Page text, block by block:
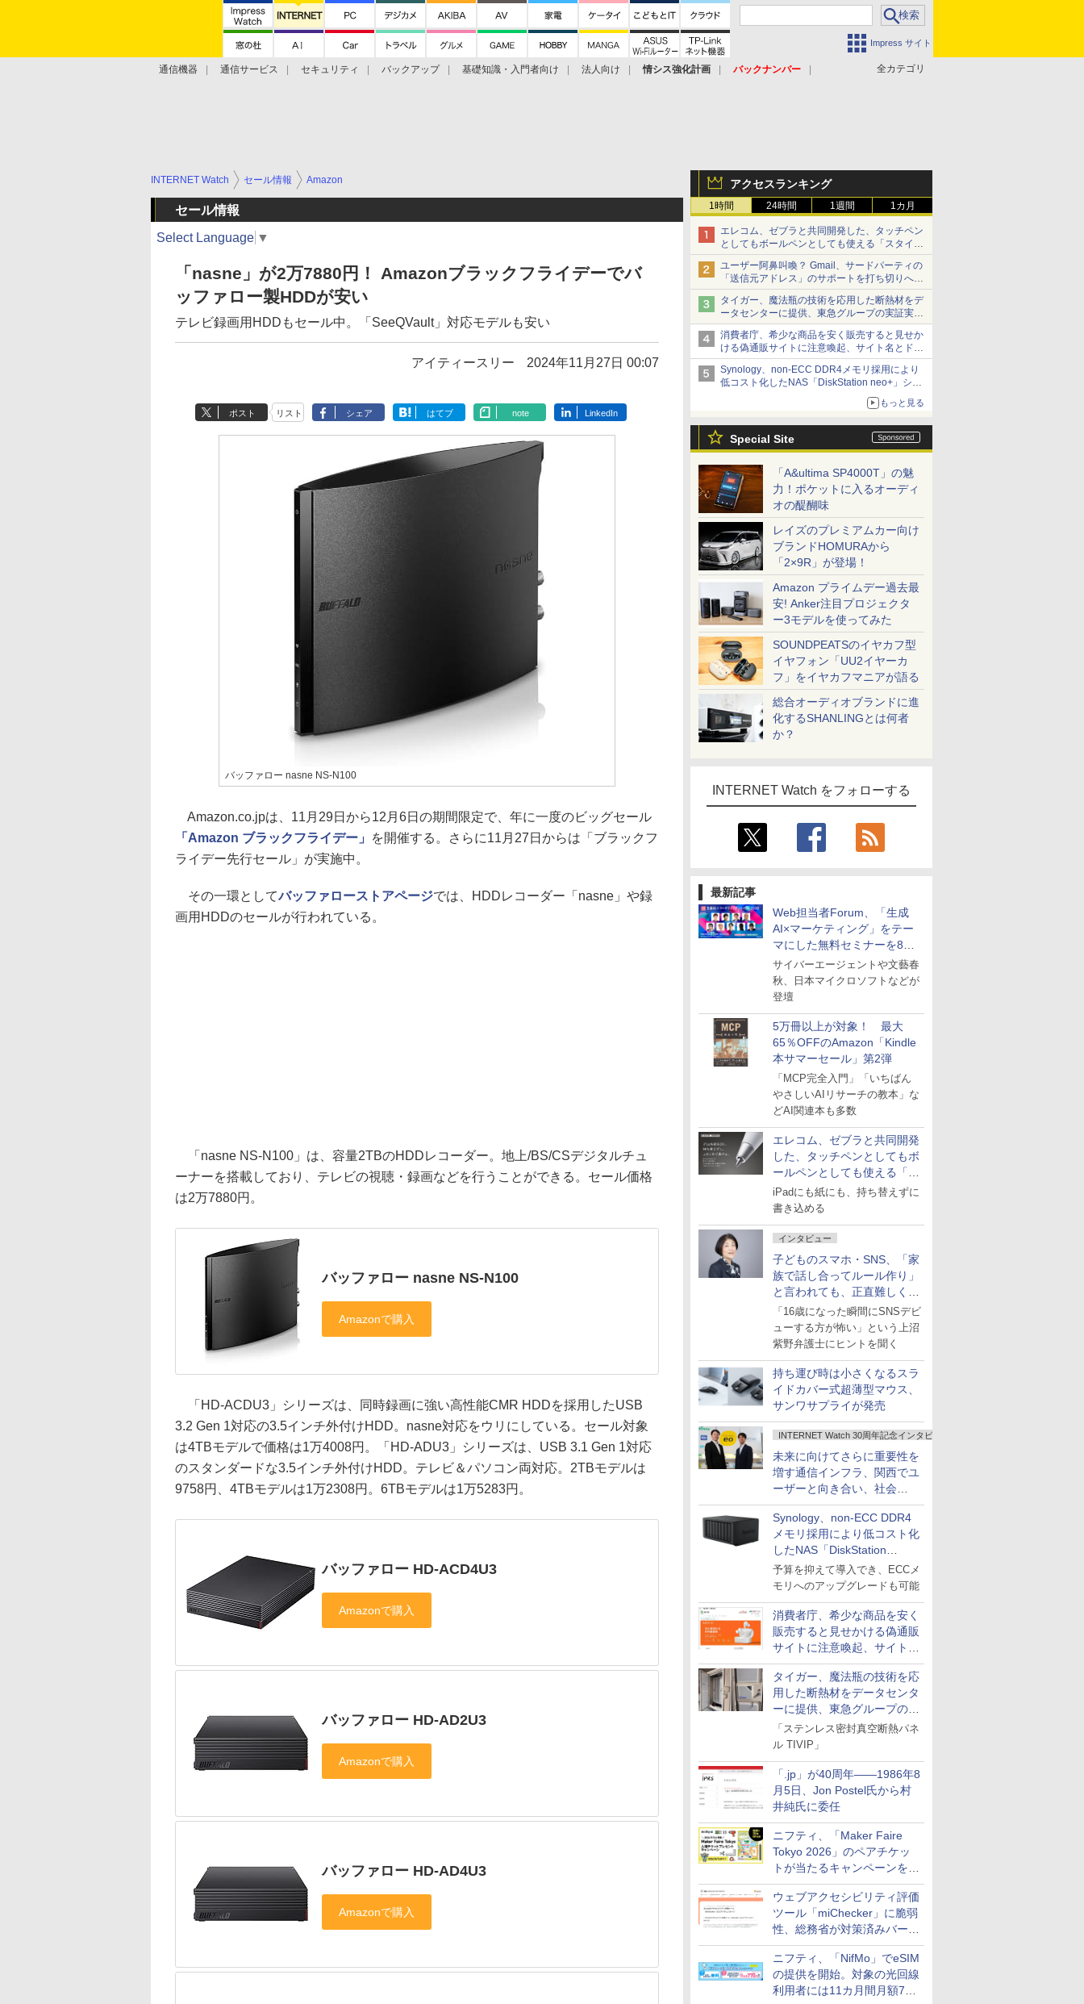
Impress サイト
全カテゴリ
通信機器 通信サービス セキュリティ バックアップ 基礎知識・入門者向け 法人向け 情シス強化計画
バックナンバー
アクセスランキング
1時間 24時間 1週間 1カ月
エレコム、ゼブラと共同開発した、タッチペン
としてもボールペンとしても使える「スタイラ
スツーウェイ」発売 iPadにも紙にも、持ち替
えずに書き込める
ユーザー阿鼻叫喚？ Gmail、サードパーティの
「送信元アドレス」のサポートを打ち切りへ
【やじうまWatch】
タイガー、魔法瓶の技術を応用した断熱材をデ
ータセンターに提供、東急グループの実証実験
で 「ステンレス密封真空断熱パネル TIVIP」
消費者庁、希少な商品を安く販売すると見せか
ける偽通販サイトに注意喚起、サイト名とドメ
イン名を公表
Synology、non-ECC DDR4メモリ採用により
低コスト化したNAS「DiskStation neo+」シリ
ーズ 予算を抑えて導入でき、ECCメモリへの
もっと見る
Special Site
「A&ultima SP4000T」の魅
力！ポケットに入るオーディ
オの醍醐味
レイズのプレミアムカー向け
ブランドHOMURAから
「2×9R」が登場！
Amazon プライムデー過去最
安! Anker注目プロジェクタ
ー3モデルを使ってみた
SOUNDPEATSのイヤカフ型
イヤフォン「UU2イヤーカ
フ」をイヤカフマニアが語る
総合オーディオブランドに進
化するSHANLINGとは何者
か？
INTERNET Watch をフォローする
最新記事
Web担当者Forum、「生成
AI×マーケティング」をテー
マにした無料セミナーを8月
27日にオンライン開催
サイバーエージェントや文藝春
秋、日本マイクロソフトなどが
登壇
5万冊以上が対象！ 最大
65％OFFのAmazon「Kindle
本サマーセール」第2弾
「MCP完全入門」「いちばん
やさしいAIリサーチの教本」な
どAI関連本も多数
エレコム、ゼブラと共同開発
した、タッチペンとしてもボ
ールペンとしても使える「ス
タイラスツーウェイ」発売
iPadにも紙にも、持ち替えずに
書き込める
インタビュー
子どものスマホ・SNS、「家
族で話し合ってルール作り」
と言われても、正直難しくな
いですか？
「16歳になった瞬間にSNSデビ
ューする方が怖い」という上沼
紫野弁護士にヒントを聞く
持ち運び時は小さくなるスラ
イドカバー式超薄型マウス、
サンワサプライが発売
INTERNET Watch 30周年記念インタビュー
未来に向けてさらに重要性を
増す通信インフラ、関西でユ
ーザーと向き合い、社会
の“あたらしい”を起動し続け
る～オプテージ
Synology、non-ECC DDR4
メモリ採用により低コスト化
したNAS「DiskStation
neo+」シリーズ
予算を抑えて導入でき、ECCメ
モリへのアップグレードも可能
消費者庁、希少な商品を安く
販売すると見せかける偽通販
サイトに注意喚起、サイト名
とドメイン名を公表
タイガー、魔法瓶の技術を応
用した断熱材をデータセンタ
ーに提供、東急グループの実
証実験で
「ステンレス密封真空断熱パネ
ル TIVIP」
「.jp」が40周年――1986年8
月5日、Jon Postel氏から村
井純氏に委任
ニフティ、「Maker Faire
Tokyo 2026」のペアチケッ
トが当たるキャンペーンをX
で実施。8月16日まで
ウェブアクセシビリティ評価
ツール「miChecker」に脆弱
性、総務省が対策済みバージ
ョンへの更新を呼び掛け
ニフティ、「NifMo」でeSIM
の提供を開始。対象の光回線
利用者には11カ月間月額770
INTERNET Watch セール情報 Amazon
セール情報
Select Language ▼
「nasne」が2万7880円！ Amazonブラックフライデーでバ
ッファロー製HDDが安い
テレビ録画用HDDもセール中。「SeeQVault」対応モデルも安い
アイティースリー 2024年11月27日 00:07
ポスト リスト シェア はてブ note LinkedIn
バッファロー nasne NS-N100
Amazon.co.jpは、11月29日から12月6日の期間限定で、年に一度のビッグセール
「Amazon ブラックフライデー」
を開催する。さらに11月27日からは「ブラックフ
ライデー先行セール」が実施中。
その一環としてバッファローストアページでは、HDDレコーダー「nasne」や録
画用HDDのセールが行われている。
「nasne NS-N100」は、容量2TBのHDDレコーダー。地上/BS/CSデジタルチュ
ーナーを搭載しており、テレビの視聴・録画などを行うことができる。セール価格
は2万7880円。
バッファロー nasne NS-N100
「HD-ACDU3」シリーズは、同時録画に強い高性能CMR HDDを採用したUSB
3.2 Gen 1対応の3.5インチ外付けHDD。nasne対応をウリにしている。セール対象
は4TBモデルで価格は1万4008円。「HD-ADU3」シリーズは、USB 3.1 Gen 1対応
のスタンダードな3.5インチ外付けHDD。テレビ＆パソコン両対応。2TBモデルは
9758円、4TBモデルは1万2308円。6TBモデルは1万5283円。
バッファロー HD-ACD4U3
バッファロー HD-AD2U3
バッファロー HD-AD4U3